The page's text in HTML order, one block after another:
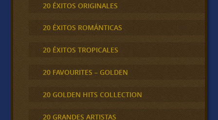
20 ÉXITOS ORIGINALES
20 ÉXITOS ROMÁNTICAS
20 ÉXITOS TROPICALES
20 FAVOURITES – GOLDEN
20 GOLDEN HITS COLLECTION
20 GRANDES ARTISTAS